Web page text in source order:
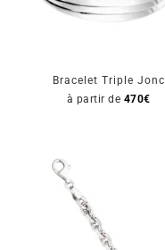
Bracelet Triple Jonc
à partir de 470€